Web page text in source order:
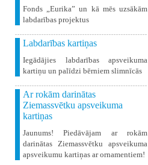
Fonds „Eurika” un kā mēs uzsākām
labdarības projektus
Labdarības kartiņas
Iegādājies labdarības apsveikuma
kartiņu un palīdzi bērniem slimnīcās
Ar rokām darinātas
Ziemassvētku apsveikuma
kartiņas
Jaunums! Piedāvājam ar rokām
darinātas Ziemassvētku apsveikuma
apsveikumu kartiņas ar ornamentiem!